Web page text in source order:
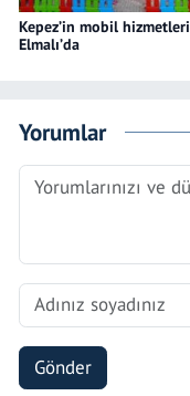
Kepez’in mobil hizmetleri
Elmalı’da
Yorumlar
Gönder